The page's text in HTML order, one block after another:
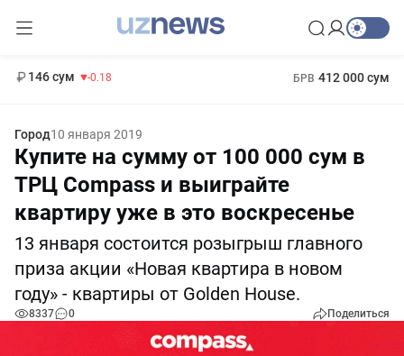
146 сум -0.18 БРВ 412 000 сум
Город10 января 2019
Купите на сумму от 100 000 сум в
ТРЦ Compass и выиграйте
квартиру уже в это воскресенье
13 января состоится розыгрыш главного
приза акции «Новая квартира в новом
году» - квартиры от Golden House.
8337 0 Поделиться